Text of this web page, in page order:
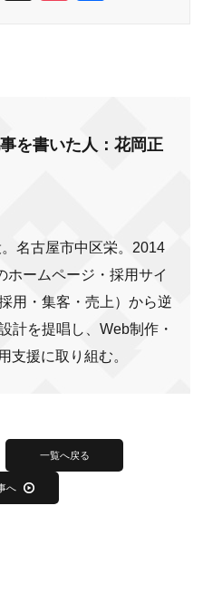
を書いた人：花岡正
名古屋市中区栄。2014
ホームページ・採用サイ
用・集客・売上）から逆
計を提唱し、Web制作・
支援に取り組む。
一覧へ戻る
へ